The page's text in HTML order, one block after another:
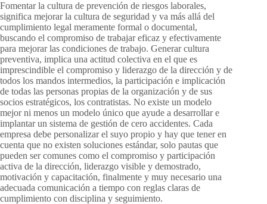
Fomentar la cultura de prevención de riesgos laborales,
significa mejorar la cultura de seguridad y va más allá del
cumplimiento legal meramente formal o documental,
buscando el compromiso de trabajar eficaz y efectivamente
para mejorar las condiciones de trabajo. Generar cultura
preventiva, implica una actitud colectiva en el que es
imprescindible el compromiso y liderazgo de la dirección y de
todos los mandos intermedios, la participación e implicación
de todas las personas propias de la organización y de sus
socios estratégicos, los contratistas. No existe un modelo
mejor ni menos un modelo único que ayude a desarrollar e
implantar un sistema de gestión de cero accidentes. Cada
empresa debe personalizar el suyo propio y hay que tener en
cuenta que no existen soluciones estándar, solo pautas que
pueden ser comunes como el compromiso y participación
activa de la dirección, liderazgo visible y demostrado,
motivación y capacitación, finalmente y muy necesario una
adecuada comunicación a tiempo con reglas claras de
cumplimiento con disciplina y seguimiento.